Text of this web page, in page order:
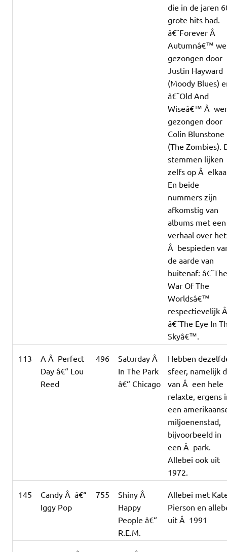
die in de jaren
grote hits had.
â€˜Forever Â
Autumnâ€™
gezongen door
Justin Hayward
(Moody Blues)
â€˜Old And
Wiseâ€™ Â
gezongen door
Colin Blunstone
(The Zombies).
stemmen lijken
zelfs op Â
En beide
nummers zijn
afkomstig van
albums met een
verhaal over het
Â bespieden
de aarde van
buitenaf:
War Of The
Worldsâ€™
respectievelijk
â€˜The Eye In
Skyâ€™.
113
A Â Perfect
Day â€“ Lou
Reed
496
Saturday Â
In The Park
â€“ Chicago
Hebben
sfeer, namelijk
van Â een hele
relaxte, ergens
een
miljoenenstad,
bijvoorbeeld in
een Â park.
Allebei ook uit
1972.
145
Candy Â â€“
Iggy Pop
755
Shiny Â
Happy
People â€“
R.E.M.
Allebei met
Pierson en
uit Â 1991